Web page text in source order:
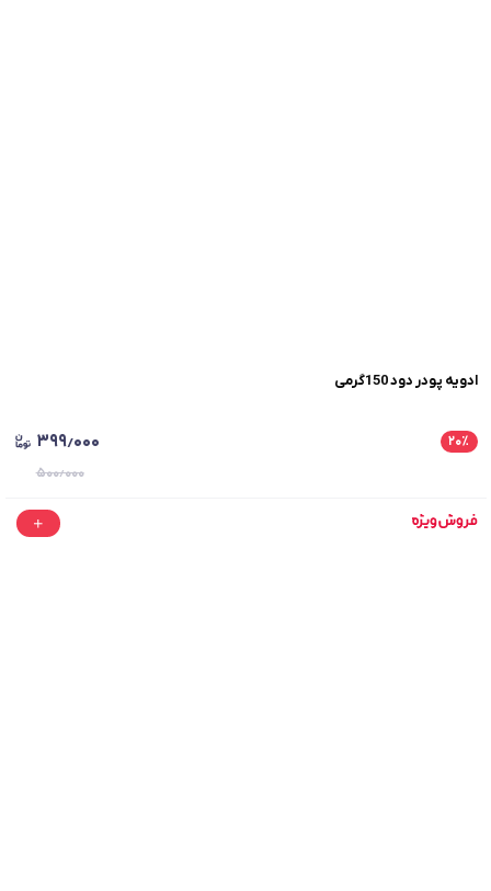
ادویه پودر دود 150گرمی
۲۰٪ ۳۹۹٫۰۰۰
۵۰۰٫۰۰۰